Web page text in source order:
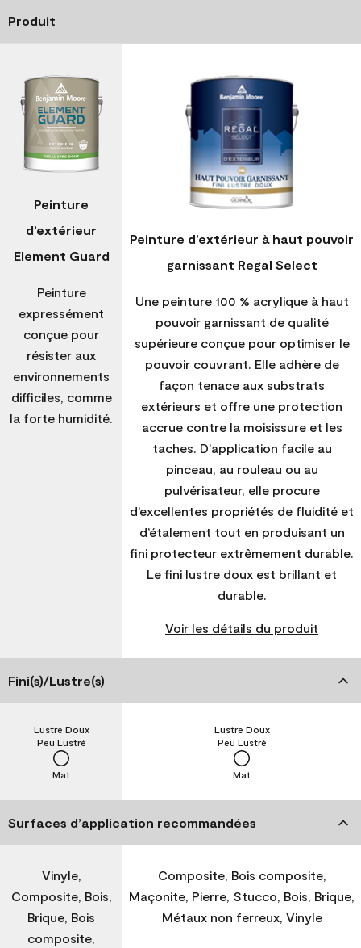
Produit
Peinture
d’extérieur
Element Guard
Peinture
expressément
conçue pour
résister aux
environnements
difficiles, comme
la forte humidité.
Peinture d’extérieur à haut pouvoir
garnissant Regal Select
Une peinture 100 % acrylique à haut
pouvoir garnissant de qualité
supérieure conçue pour optimiser le
pouvoir couvrant. Elle adhère de
façon tenace aux substrats
extérieurs et offre une protection
accrue contre la moisissure et les
taches. D’application facile au
pinceau, au rouleau ou au
pulvérisateur, elle procure
d’excellentes propriétés de fluidité et
d’étalement tout en produisant un
fini protecteur extrêmement durable.
Le fini lustre doux est brillant et
durable.
Voir les détails du produit
Fini(s)/Lustre(s)
Mat
Peu Lustré
Lustre Doux
Mat
Peu Lustré
Lustre Doux
Surfaces d’application recommandées
Vinyle,
Composite, Bois,
Brique, Bois
composite,
Composite, Bois composite,
Maçonite, Pierre, Stucco, Bois, Brique,
Métaux non ferreux, Vinyle